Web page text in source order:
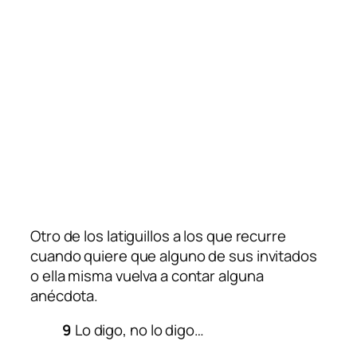
Otro de los latiguillos a los que recurre
cuando quiere que alguno de sus invitados
o ella misma vuelva a contar alguna
anécdota.
9 Lo digo, no lo digo…